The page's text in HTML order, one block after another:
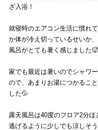
ざ入浴！
就寝時のエアコン生活に慣れ
か体が冷え切っているせいか
風呂がとても暑く感じました🥵
家でも最近は暑いのでシャワ
ので、あまりお湯につかるこ
した💦
露天風呂は40度のフロア2分ほ
逃げるように少しでも涼しそ